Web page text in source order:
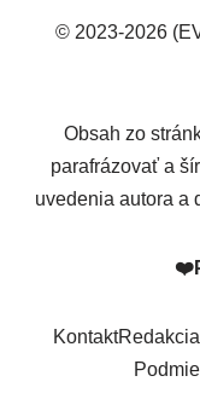
© 2023-2026
Obsah zo
parafrázovať a
uvedenia autora a
❤️
KontaktRedakcia